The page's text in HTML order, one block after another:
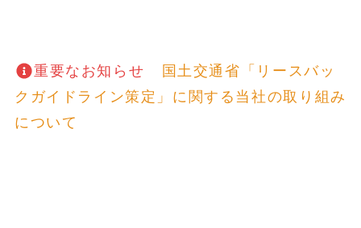
重要なお知らせ
国土交通省「リースバッ
クガイドライン策定」に関する当社の取り組み
について